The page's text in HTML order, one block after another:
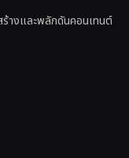
างและพลักดันคอนเทนต์